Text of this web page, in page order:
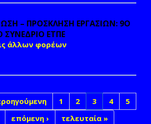
– ΠΡΟΣΚΛΗΣΗ ΕΡΓΑΣΙΩΝ: 9Ο
ΣΥΝΕΔΡΙΟ ΕΤΠΕ
άλλων φορέων
1 2 3 4
5
επόμενη › τελευταία »